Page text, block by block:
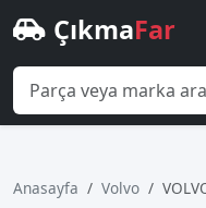
ÇıkmaFar
Anasayfa Volvo